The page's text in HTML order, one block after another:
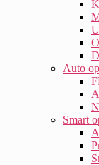
Auto
Smart